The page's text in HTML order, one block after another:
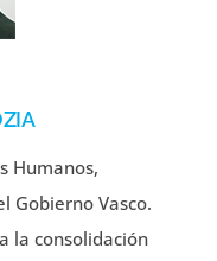
Humanos,
Gobierno Vasco.
la consolidación